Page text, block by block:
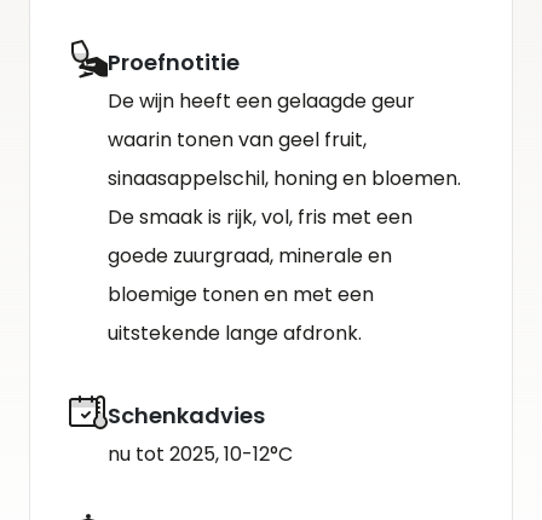
Proefnotitie
De wijn heeft een gelaagde geur
waarin tonen van geel fruit,
sinaasappelschil, honing en bloemen.
De smaak is rijk, vol, fris met een
goede zuurgraad, minerale en
bloemige tonen en met een
uitstekende lange afdronk.
Schenkadvies
nu tot 2025, 10-12°C